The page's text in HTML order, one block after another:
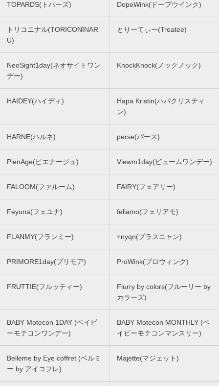
TOPARDS(トパーズ) DopeWink(ドープウインク)
トリコニナル(TORICONINAR
U)
とりーてぃー(Treatee)
NeoSight1day(ネオサイトワン
デー)
KnockKnock(ノックノック)
HAIDEY(ハイディ)
Hapa Kristin(ハパクリスティ
ン)
HARNE(ハルネ) perse(パース)
PienAge(ピエナージュ) Viewm1day(ビュームワンデー)
FALOOM(ファルーム) FAIRY(フェアリー)
Feyuna(フェユナ) feliamo(フェリアモ)
FLANMY(フランミー) +nyqn(プラスニャン)
PRIMORE1day(プリモア) ProWink(プロウィンク)
FRUTTIE(フルッティー)
Flurry by colors(フルーリー by
カラーズ)
BABY Motecon 1DAY (ベイビ
ーモテコンワンデー)
BABY Motecon MONTHLY (ベ
イビーモテコンマンスリー)
Belleme by Eye coffret (ベルミ
ー by アイコフレ)
Majette(マジェット)